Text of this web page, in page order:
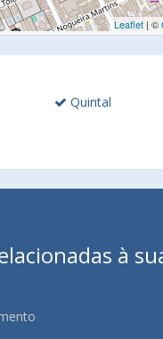
Leaflet| ©
Quintal
à